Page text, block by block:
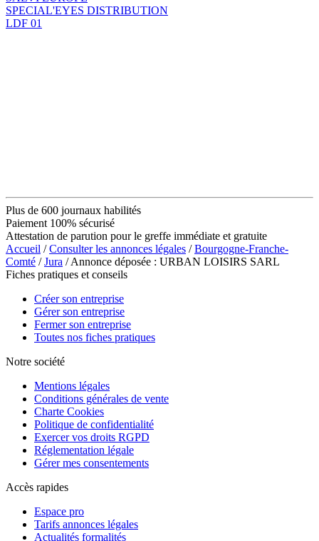
SPECIAL'EYES DISTRIBUTION
LDF 01
Plus de 600 journaux habilités
Paiement 100% sécurisé
Attestation de parution pour le greffe immédiate et gratuite
Accueil /Consulter les annonces légales /Bourgogne-Franche-
Comté /Jura / Annonce déposée : URBAN LOISIRS SARL
Fiches pratiques et conseils
Créer son entreprise
Gérer son entreprise
Fermer son entreprise
Toutes nos fiches pratiques
Notre société
Mentions légales
Conditions générales de vente
Charte Cookies
Politique de confidentialité
Exercer vos droits RGPD
Réglementation légale
Gérer mes consentements
Accès rapides
Espace pro
Tarifs annonces légales
Actualités formalités